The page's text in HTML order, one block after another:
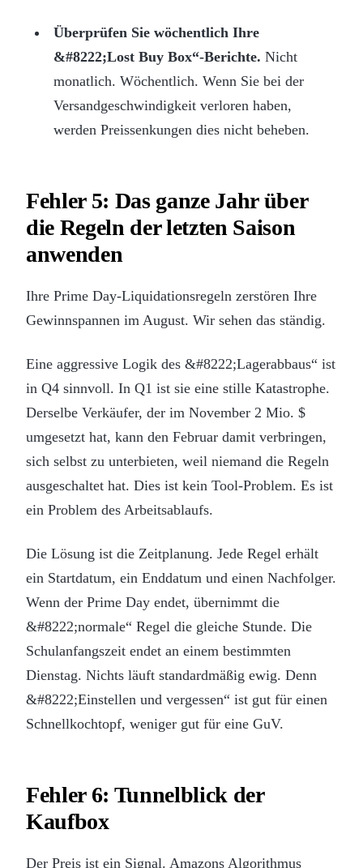
Überprüfen Sie wöchentlich Ihre
&#8222;Lost Buy Box“-Berichte. Nicht
monatlich. Wöchentlich. Wenn Sie bei der
Versandgeschwindigkeit verloren haben,
werden Preissenkungen dies nicht beheben.
Fehler 5: Das ganze Jahr über
die Regeln der letzten Saison
anwenden
Ihre Prime Day-Liquidationsregeln zerstören Ihre
Gewinnspannen im August. Wir sehen das ständig.
Eine aggressive Logik des &#8222;Lagerabbaus“ ist
in Q4 sinnvoll. In Q1 ist sie eine stille Katastrophe.
Derselbe Verkäufer, der im November 2 Mio. $
umgesetzt hat, kann den Februar damit verbringen,
sich selbst zu unterbieten, weil niemand die Regeln
ausgeschaltet hat. Dies ist kein Tool-Problem. Es ist
ein Problem des Arbeitsablaufs.
Die Lösung ist die Zeitplanung. Jede Regel erhält
ein Startdatum, ein Enddatum und einen Nachfolger.
Wenn der Prime Day endet, übernimmt die
&#8222;normale“ Regel die gleiche Stunde. Die
Schulanfangszeit endet an einem bestimmten
Dienstag. Nichts läuft standardmäßig ewig. Denn
&#8222;Einstellen und vergessen“ ist gut für einen
Schnellkochtopf, weniger gut für eine GuV.
Fehler 6: Tunnelblick der
Kaufbox
Der Preis ist ein Signal. Amazons Algorithmus